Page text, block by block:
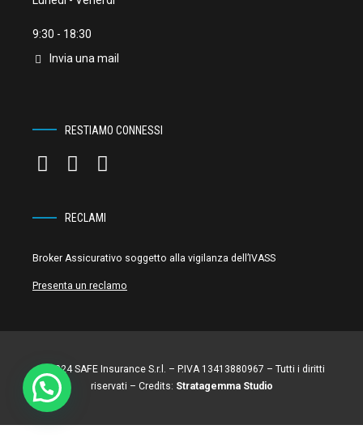
9:30 - 18:30
Invia una mail
RESTIAMO CONNESSI
RECLAMI
Broker Assicurativo soggetto alla vigilanza dell’IVASS
Presenta un reclamo
© 2024 SAFE Insurance S.r.l. – P.IVA 13413880967 – Tutti i diritti
riservati – Credits: Stratagemma Studio